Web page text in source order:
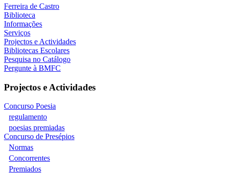
Ferreira de Castro
Biblioteca
Informações
Serviços
Projectos e Actividades
Bibliotecas Escolares
Pesquisa no Catálogo
Pergunte à BMFC
Projectos e Actividades
Concurso Poesia
regulamento
poesias premiadas
Concurso de Presépios
Normas
Concorrentes
Premiados